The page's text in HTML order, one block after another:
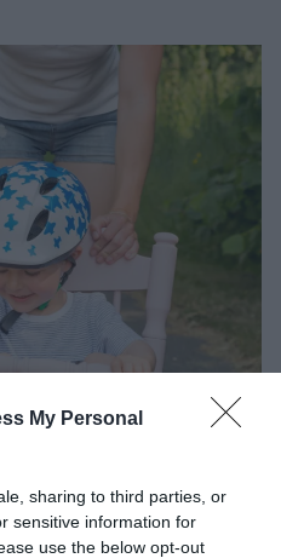
My Personal
sharing to third parties, or
sensitive information for
use the below opt-out